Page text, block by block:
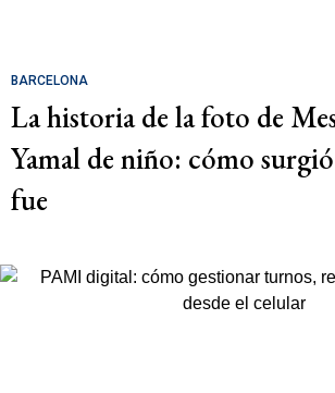
BARCELONA
La historia de la foto de
Yamal de niño: cómo
fue